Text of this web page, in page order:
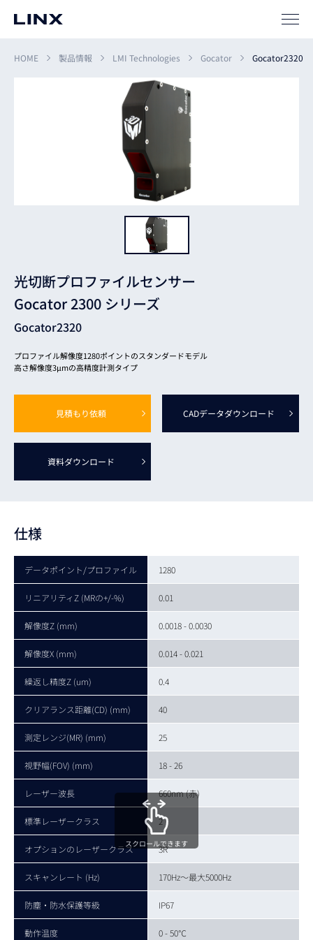
サポート
HOME 製品情報 LMI Technologies Gocator Gocator2320
光切断プロファイルセンサー
Gocator 2300 シリーズ
Gocator2320
プロファイル解像度1280ポイントのスタンダードモデル
高さ解像度3μmの高精度計測タイプ
見積もり依頼 CADデータダウンロード
資料ダウンロード
仕様
データポイント/プロファイル 1280
リニアリティZ (MRの+/-%) 0.01
解像度Z (mm) 0.0018 - 0.0030
解像度X (mm) 0.014 - 0.021
繰返し精度Z (um) 0.4
クリアランス距離(CD) (mm) 40
測定レンジ(MR) (mm) 25
視野幅(FOV) (mm) 18 - 26
レーザー波長 660nm (赤)
標準レーザークラス 2
オプションのレーザークラス 3R
スキャンレート (Hz) 170Hz～最大5000Hz
防塵・防水保護等級 IP67
動作温度 0 - 50℃
スクロールできます